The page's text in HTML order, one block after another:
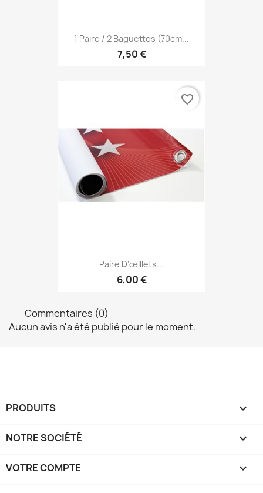
1 Paire / 2 Baguettes (70cm...
7,50 €
Paire D'œillets...
6,00 €
favorite_border
Commentaires (0)
Aucun avis n'a été publié pour le moment.
PRODUITS 
NOTRE SOCIÉTÉ 
VOTRE COMPTE 